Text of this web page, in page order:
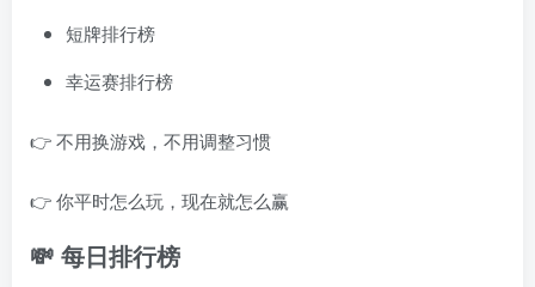
短牌排行榜
幸运赛排行榜
👉 不用换游戏，不用调整习惯
👉 你平时怎么玩，现在就怎么赢
💸 每日排行榜